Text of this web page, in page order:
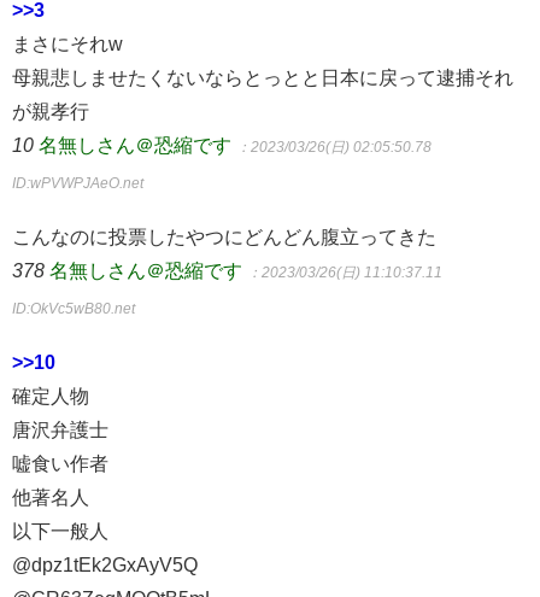
>>3
まさにそれw
母親悲しませたくないならとっとと日本に戻って逮捕それ
が親孝行
10 名無しさん＠恐縮です ：2023/03/26(日) 02:05:50.78
ID:wPVWPJAeO.net
こんなのに投票したやつにどんどん腹立ってきた
378 名無しさん＠恐縮です ：2023/03/26(日) 11:10:37.11
ID:OkVc5wB80.net
>>10
確定人物
唐沢弁護士
嘘食い作者
他著名人
以下一般人
@dpz1tEk2GxAyV5Q